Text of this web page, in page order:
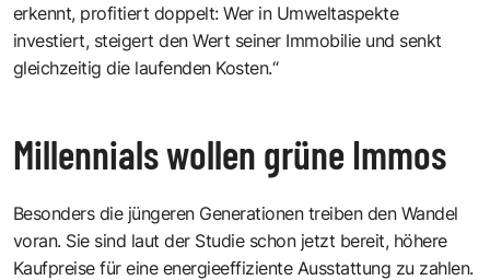
erkennt, profitiert doppelt: Wer in Umweltaspekte
investiert, steigert den Wert seiner Immobilie und senkt
gleichzeitig die laufenden Kosten.“
Millennials wollen grüne Immos
Besonders die jüngeren Generationen treiben den Wandel
voran. Sie sind laut der Studie schon jetzt bereit, höhere
Kaufpreise für eine energieeffiziente Ausstattung zu zahlen.